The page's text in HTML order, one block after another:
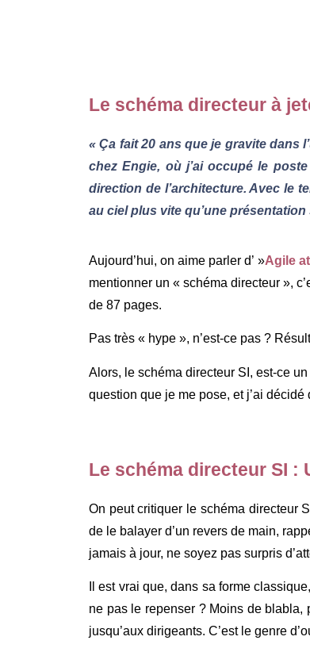
Le schéma directeur à
« Ça fait 20 ans que je gravite dans
chez Engie, où j’ai occupé le
direction de l’architecture. Avec le
au ciel plus vite qu’une présentation
Aujourd’hui, on aime parler d’ »Agile
mentionner un « schéma directeur »,
de 87 pages.
Pas très « hype », n’est-ce pas ?
Alors, le schéma directeur SI, est-ce
question que je me pose, et j’ai
Le schéma directeur SI :
On peut critiquer le schéma directeur
de le balayer d’un revers de main,
jamais à jour, ne soyez pas surpris
Il est vrai que, dans sa forme
ne pas le repenser ? Moins de blabla,
jusqu’aux dirigeants. C’est le genre